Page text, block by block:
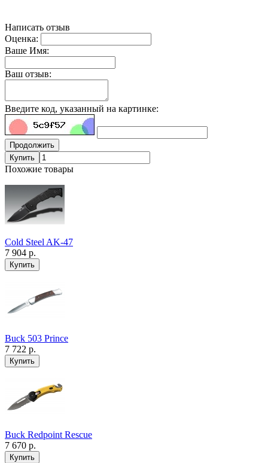
Написать отзыв
Оценка:
Ваше Имя:
Ваш отзыв:
Введите код, указанный на картинке:
Продолжить
Купить
Похожие товары
Cold Steel AK-47
7 904 р.
Buck 503 Prince
7 722 р.
Buck Redpoint Rescue
7 670 р.